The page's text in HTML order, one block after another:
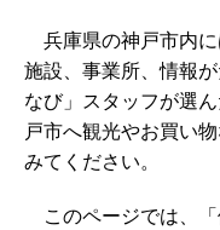
兵庫県の神戸市内に
施設、事業所、情報
なび」スタッフが選
戸市へ観光やお買い
みてください。
このページでは、